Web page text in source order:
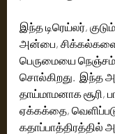
இந்த டிரெய்லர்,
அன்பை,
பெருமையை
சொல்கிறது.  இந்த
தாய்மாமனாக சூரி,
ஏக்கக்தை,
கதாப்பாத்திரத்தில்